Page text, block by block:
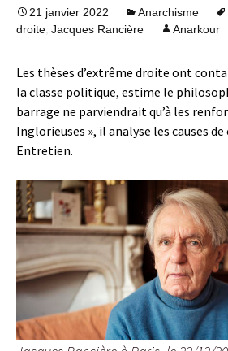
21 janvier 2022 Anarchisme
droite, Jacques Rancière Anarkour
Les thèses d’extrême droite ont
la classe politique, estime le
barrage ne parviendrait qu’à les
Inglorieuses », il analyse les causes
Entretien.